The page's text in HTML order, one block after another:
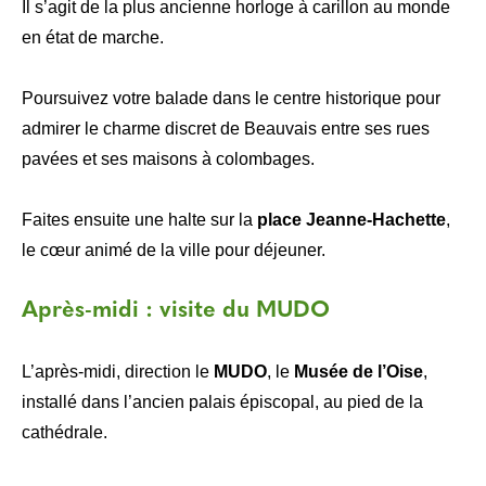
Il s’agit de la plus ancienne horloge à carillon au monde
en état de marche.
Poursuivez votre balade dans le centre historique pour
admirer le charme discret de Beauvais entre ses rues
pavées et ses maisons à colombages.
Faites ensuite une halte sur la place Jeanne-Hachette,
le cœur animé de la ville pour déjeuner.
Après-midi : visite du MUDO
L’après-midi, direction le MUDO, le Musée de l’Oise,
installé dans l’ancien palais épiscopal, au pied de la
cathédrale.